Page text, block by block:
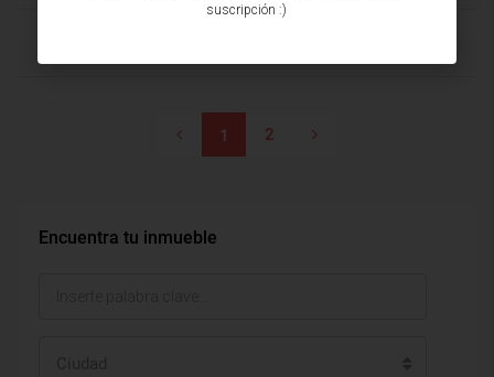
1 2
Encuentra tu inmueble
suscripción :)